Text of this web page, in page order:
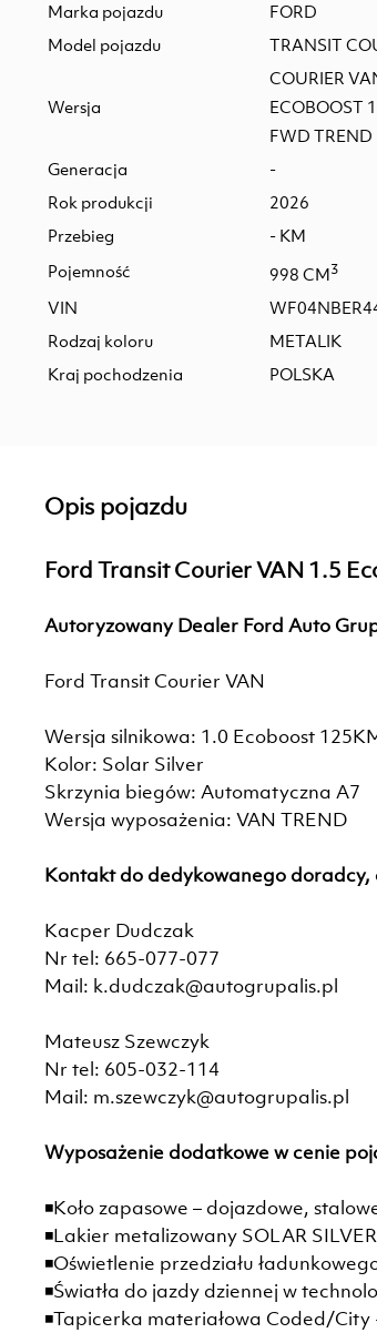
Marka pojazdu
FORD
Model pojazdu
TRANSIT
Wersja
COURIER
ECOBOOST
FWD TREND
Generacja
-
Rok produkcji
2026
Przebieg
- KM
Pojemność
998 CM3
VIN
Rodzaj koloru
METALIK
Kraj pochodzenia
POLSKA
Opis pojazdu
Ford Transit Courier VAN 1.5
Autoryzowany Dealer Ford Auto
Ford Transit Courier VAN
Wersja silnikowa: 1.0 Ecoboost
Kolor: Solar Silver
Skrzynia biegów: Automatyczna A7
Wersja wyposażenia: VAN TREND
Kontakt do dedykowanego
Kacper Dudczak
Nr tel: 665-077-077
Mail: k.dudczak@autogrupalis.pl
Mateusz Szewczyk
Nr tel: 605-032-114
Mail: m.szewczyk@autogrupalis.pl
Wyposażenie dodatkowe w cenie
◾Koło zapasowe – dojazdowe,
◾Lakier metalizowany SOLAR SILVER
◾Oświetlenie przedziału
◾Światła do jazdy dziennej w
◾Tapicerka materiałowa Coded/City